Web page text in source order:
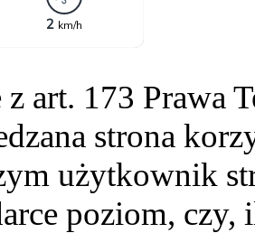
art. 173 Prawa
strona
użytkownik
poziom,